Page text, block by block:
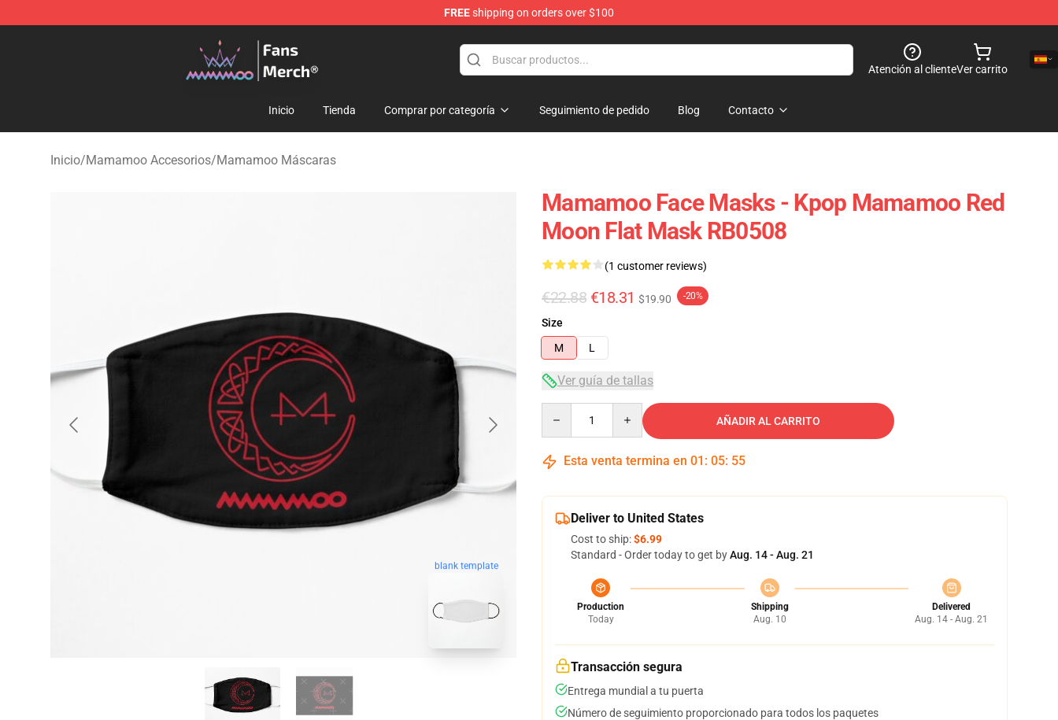
FREEshipping on orders over $100
Mamamoo Store - Official Mamamoo Merchandise Shop
Atención al clienteVer carrito
Inicio Tienda Comprar por categoría Seguimiento de pedido Blog Contacto
Inicio/Mamamoo Accesorios/Mamamoo Máscaras
blank template
Mamamoo Face Masks - Kpop Mamamoo Red
Moon Flat Mask RB0508
(1 customer reviews)
€22.88 €18.31 $19.90 -20%
Size
M
L
Ver guía de tallas
AÑADIR AL CARRITO
Esta venta termina en 01 : 05: 54
Deliver to United States
Cost to ship:$6.99
Standard - Order today to get byAug. 14 - Aug. 21
Production
Today
Shipping
Aug. 10
Delivered
Aug. 14 - Aug. 21
Transacción segura
Entrega mundial a tu puerta
Número de seguimiento proporcionado para todos los paquetes